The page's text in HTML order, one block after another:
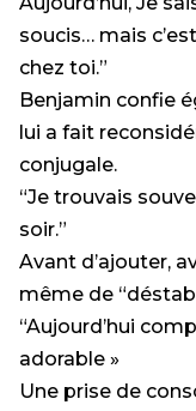
soucis… mais
chez toi.”
Benjamin confie
lui a fait
conjugale.
“Je trouvais
soir.”
Avant d’ajouter,
même de
“Aujourd’hui
adorable »
Une prise de